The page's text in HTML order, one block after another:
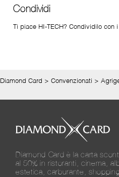
Condividi
Ti piace HI-TECH? Condividilo con
Diamond Card > Convenzionati >
Diamond Card è la carta
al 50% in ristoranti, cinema,
estetica, carburante,